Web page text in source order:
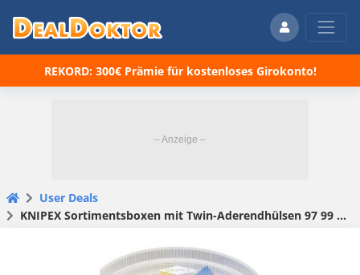
REKORD: 300€ Prämie für kostenloses Girokonto!
User Deals
KNIPEX Sortimentsboxen mit Twin-Aderendhülsen 97 99 909 für 6,71€ (statt 11€)